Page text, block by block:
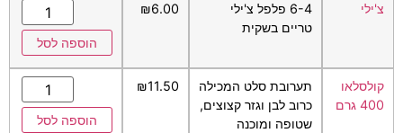
צ'ילי
6-4 פלפל צ'ילי
טריים בשקית
₪6.00
הוספה לסל
קולסלאו
400 גרם
תערובת סלט המכילה
כרוב לבן וגזר קצוצים,
שטופה ומוכנה
₪11.50
הוספה לסל